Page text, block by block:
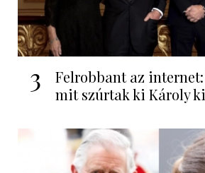
3
Felrobbant az
mit szúrtak ki Károly